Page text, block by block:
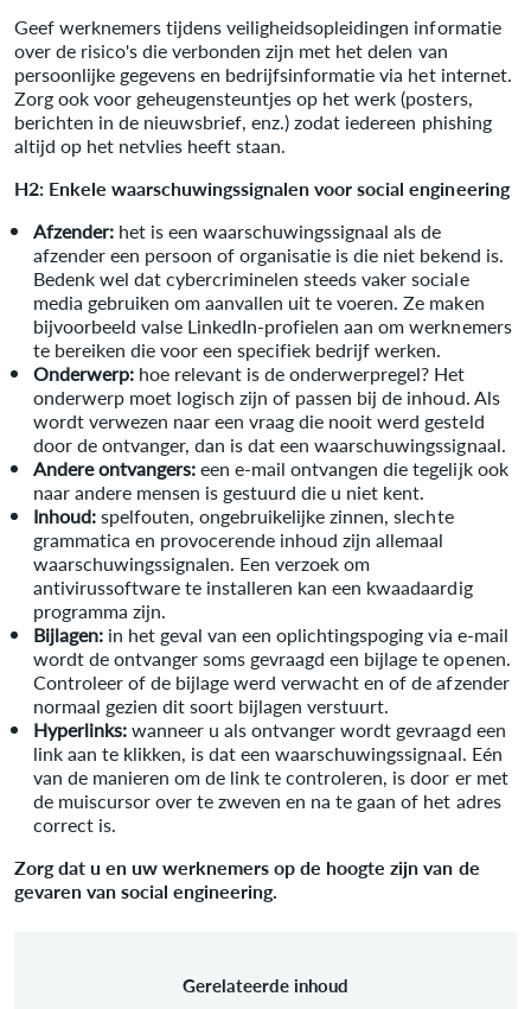
Geef werknemers tijdens veiligheidsopleidingen informatie
over de risico's die verbonden zijn met het delen van
persoonlijke gegevens en bedrijfsinformatie via het internet.
Zorg ook voor geheugensteuntjes op het werk (posters,
berichten in de nieuwsbrief, enz.) zodat iedereen phishing
altijd op het netvlies heeft staan.
H2: Enkele waarschuwingssignalen voor social engineering
Afzender: het is een waarschuwingssignaal als de
afzender een persoon of organisatie is die niet bekend is.
Bedenk wel dat cybercriminelen steeds vaker sociale
media gebruiken om aanvallen uit te voeren. Ze maken
bijvoorbeeld valse LinkedIn-profielen aan om werknemers
te bereiken die voor een specifiek bedrijf werken.
Onderwerp: hoe relevant is de onderwerpregel? Het
onderwerp moet logisch zijn of passen bij de inhoud. Als
wordt verwezen naar een vraag die nooit werd gesteld
door de ontvanger, dan is dat een waarschuwingssignaal.
Andere ontvangers:een e-mail ontvangen die tegelijk ook
naar andere mensen is gestuurd die u niet kent.
Inhoud:spelfouten, ongebruikelijke zinnen, slechte
grammatica en provocerende inhoud zijn allemaal
waarschuwingssignalen. Een verzoek om
antivirussoftware te installeren kan een kwaadaardig
programma zijn.
Bijlagen: in het geval van een oplichtingspoging via e-mail
wordt de ontvanger soms gevraagd een bijlage te openen.
Controleer of de bijlage werd verwacht en of de afzender
normaal gezien dit soort bijlagen verstuurt.
Hyperlinks:wanneer u als ontvanger wordt gevraagd een
link aan te klikken, is dat een waarschuwingssignaal. Eén
van de manieren om de link te controleren, is door er met
de muiscursor over te zweven en na te gaan of het adres
correct is.
Zorg dat u en uw werknemers op de hoogte zijn van de
gevaren van social engineering.
Gerelateerde inhoud